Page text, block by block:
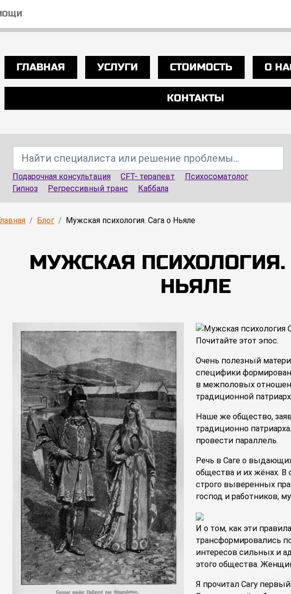
ГЛАВНАЯ УСЛУГИ СТОИМОСТЬ О
КОНТАКТЫ
Подарочная консультация CFT- терапевт
Психосоматолог
Гипноз
Регрессивный транс Каббала
Блог Мужская психология. Сага о Ньяле
МУЖСКАЯ ПСИХОЛОГИЯ.
НЬЯЛЕ
Почитайте этот эпос.
Очень полезный
специфики
в межполовых
традиционной
Наше же общество,
традиционно
провести параллель.
Речь в Саге о
общества и их жёнах. В
строго выверенных
господ и работников,
И о том, как эти
трансформировались
интересов сильных и
этого общества.
Я прочитал Сагу первый